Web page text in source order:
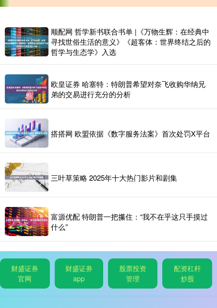
顺配网 哲学新书联合书单 |《万物生辉：在经典中
寻找世俗生活的意义》《超客体：世界终结之后的
哲学与生态学》入选
欧皇证券 哈塞特：特朗普希望对奈飞收购华纳兄
弟的交易进行充分的分析
搭搭网 欧盟依据《数字服务法案》首次处罚X平台
三叶草策略 2025年十大热门影片和剧集
富源优配 特朗普一把攥住：“我不在乎这只手摸过
什么”
财盛证券
官网
财盛证券
app
股票投资
管理
配资杠杆
炒股